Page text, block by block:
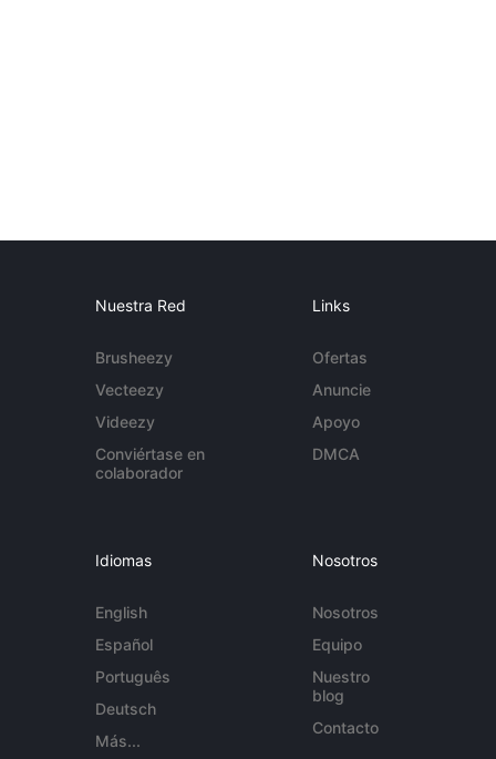
Nuestra Red
Brusheezy
Vecteezy
Videezy
Conviértase en
colaborador
Links
Ofertas
Anuncie
Apoyo
DMCA
Idiomas
English
Español
Português
Deutsch
Más...
Nosotros
Nosotros
Equipo
Nuestro
blog
Contacto